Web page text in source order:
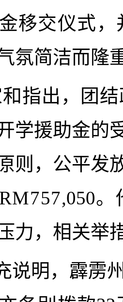
移交仪式
氛简洁而隆
指出，团
学援助金的
则，公平发
RM757,050。
力，相关举
说明，霹雳